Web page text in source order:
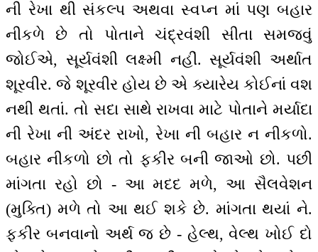
ની રેખા થી સંકલ્પ અથવા સ્વપ્ન માં પણ બહાર
નીકળે છે તો પોતાને ચંદ્રવંશી સીતા સમજવું
જોઈએ, સૂર્યવંશી લક્ષ્મી નહીં. સૂર્યવંશી અર્થાત
શૂરવીર. જે શૂરવીર હોય છે એ ક્યારેય કોઈનાં વશ
નથી થતાં. તો સદા સાથે રાખવા માટે પોતાને મર્યાદા
ની રેખા ની અંદર રાખો, રેખા ની બહાર ન નીકળો.
બહાર નીકળો છો તો ફકીર બની જાઓ છો. પછી
માંગતા રહો છો - આ મદદ મળે, આ સૈલવેશન
(મુક્તિ) મળે તો આ થઈ શકે છે. માંગતા થયાં ને.
ફકીર બનવાનો અર્થ જ છે - હેલ્થ, વેલ્થ ખોઈ દો